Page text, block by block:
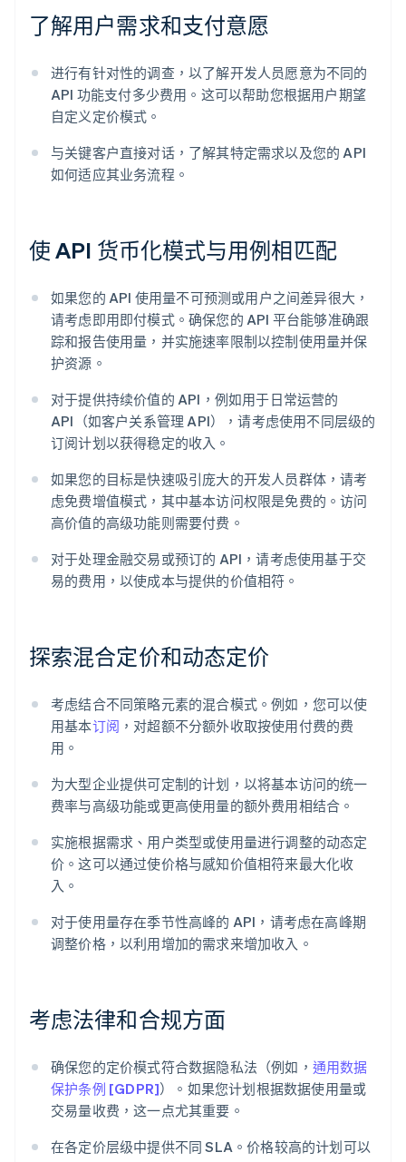
了解用户需求和支付意愿
进行有针对性的调查，以了解开发人员愿意为不同的
API 功能支付多少费用。这可以帮助您根据用户期望
自定义定价模式。
与关键客户直接对话，了解其特定需求以及您的 API
如何适应其业务流程。
使 API 货币化模式与用例相匹配
如果您的 API 使用量不可预测或用户之间差异很大，
请考虑即用即付模式。确保您的 API 平台能够准确跟
踪和报告使用量，并实施速率限制以控制使用量并保
护资源。
对于提供持续价值的 API，例如用于日常运营的
API（如客户关系管理 API），请考虑使用不同层级的
订阅计划以获得稳定的收入。
如果您的目标是快速吸引庞大的开发人员群体，请考
虑免费增值模式，其中基本访问权限是免费的。访问
高价值的高级功能则需要付费。
对于处理金融交易或预订的 API，请考虑使用基于交
易的费用，以使成本与提供的价值相符。
探索混合定价和动态定价
考虑结合不同策略元素的混合模式。例如，您可以使
用基本订阅 ，对超额不分额外收取按使用付费的费
用。
为大型企业提供可定制的计划，以将基本访问的统一
费率与高级功能或更高使用量的额外费用相结合。
实施根据需求、用户类型或使用量进行调整的动态定
价。这可以通过使价格与感知价值相符来最大化收
入。
对于使用量存在季节性高峰的 API，请考虑在高峰期
调整价格，以利用增加的需求来增加收入。
考虑法律和合规方面
确保您的定价模式符合数据隐私法（例如， 通用数据
保护条例 [GDPR]）。如果您计划根据数据使用量或
交易量收费，这一点尤其重要。
在各定价层级中提供不同 SLA。价格较高的计划可以
English
奥地利
DeutschEnglish
澳大利亚
巴西